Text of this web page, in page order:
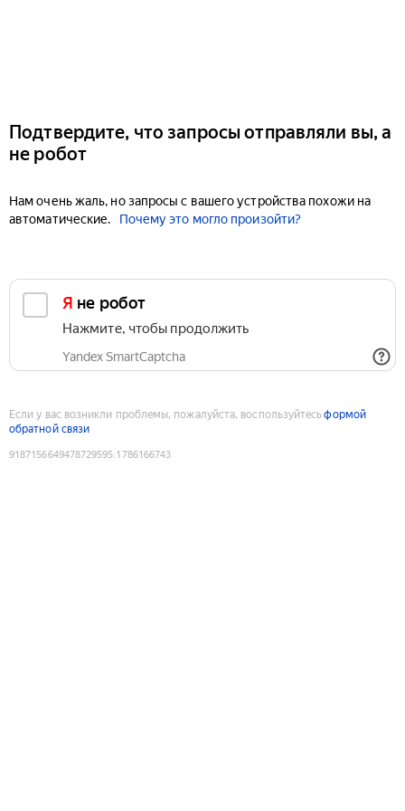
Подтвердите, что запросы отправляли вы, а
не робот
Нам очень жаль, но запросы с вашего устройства похожи на
автоматические.
Почему это могло произойти?
Я не робот
Нажмите, чтобы продолжить
Yandex SmartCaptcha
Если у вас возникли проблемы, пожалуйста, воспользуйтесьформой
обратной связи
9187156649478729595:1786166743